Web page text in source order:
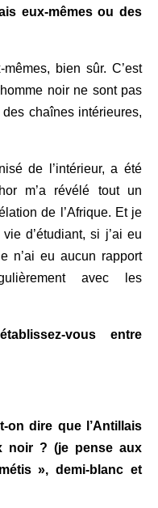
eux-mêmes ou des
bien sûr. C’est
noir ne sont pas
chaînes intérieures,
de l’intérieur, a été
m’a révélé tout un
de l’Afrique. Et je
d’étudiant, si j’ai eu
n’ai eu aucun rapport
avec les
vous entre
on dire que l’Antillais
noir ? (je pense aux
», demi-blanc et